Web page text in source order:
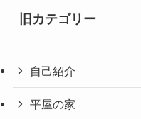
旧カテゴリー
自己紹介
平屋の家